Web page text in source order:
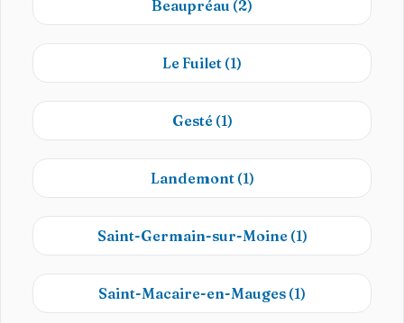
Beaupréau (2)
Le Fuilet (1)
Gesté (1)
Landemont (1)
Saint-Germain-sur-Moine (1)
Saint-Macaire-en-Mauges (1)